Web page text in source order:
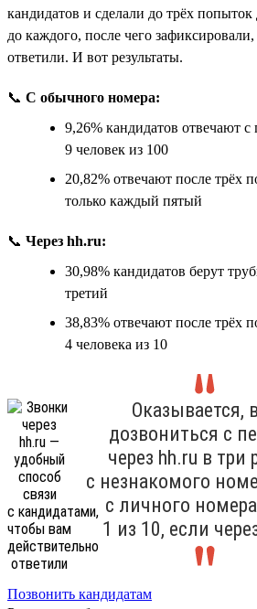
кандидатов и сделали до трёх попыток
до каждого, после чего
ответили. И вот результаты.
📞 С обычного номера:
9,26% кандидатов отвечают
9 человек из 100
20,82% отвечают после трёх
только каждый пятый
📞 Через hh.ru:
30,98% кандидатов берут
третий
38,83% отвечают после трёх
4 человека из 10
Оказывается,
дозвониться с
через hh.ru в
с незнакомого
с личного
1 из 10, если
Позвонить кандидатам